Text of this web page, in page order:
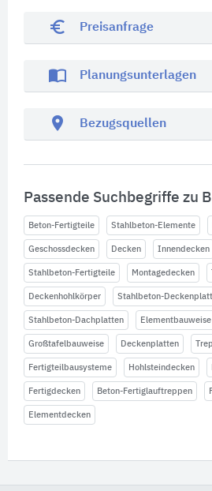
euro_symbol Preisanfrage
import_contacts Planungsunterlagen
location_on Bezugsquellen
Passende Suchbegriffe zu
Beton-Fertigteile Stahlbeton-Elemente
Geschossdecken Decken Innendecken
Stahlbeton-Fertigteile Montagedecken
Deckenhohlkörper Stahlbeton-
Stahlbeton-Dachplatten Elementbauweise
Großtafelbauweise Deckenplatten
Fertigteilbausysteme Hohlsteindecken
Fertigdecken Beton-Fertiglauftreppen
Elementdecken